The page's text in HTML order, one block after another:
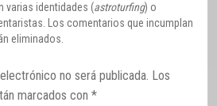
varias identidades (astroturfing) o
Los comentarios que incumplan
eliminados.
no será publicada. Los
marcados con *